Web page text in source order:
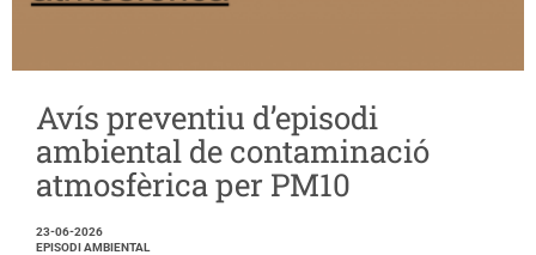
Avís preventiu d’episodi
ambiental de contaminació
atmosfèrica per PM10
23-06-2026
EPISODI AMBIENTAL